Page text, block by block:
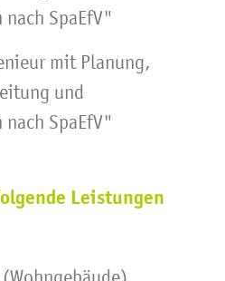
SpaEfV"
mit Planung,
und
SpaEfV"
Leistungen